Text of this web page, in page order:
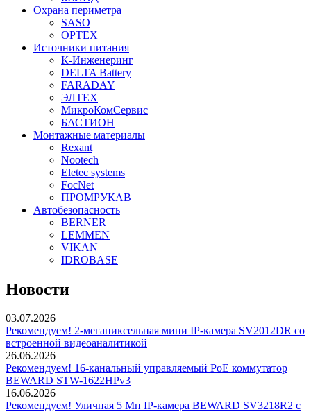
Охрана периметра
SASO
OPTEX
Источники питания
К-Инженеринг
DELTA Battery
FARADAY
ЭЛТЕХ
МикроКомСервис
БАСТИОН
Монтажные материалы
Rexant
Nootech
Eletec systems
FocNet
ПРОМРУКАВ
Автобезопасность
BERNER
LEMMEN
VIKAN
IDROBASE
Новости
03.07.2026
Рекомендуем! 2-мегапиксельная мини IP-камера SV2012DR со
встроенной видеоаналитикой
26.06.2026
Рекомендуем! 16-канальный управляемый PoE коммутатор
BEWARD STW-1622HPv3
16.06.2026
Рекомендуем! Уличная 5 Мп IP-камера BEWARD SV3218R2 с